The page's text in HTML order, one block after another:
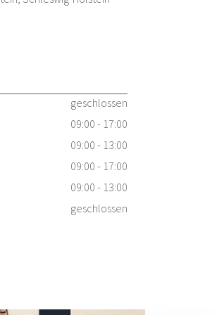
geschlossen
09:00 - 17:00
09:00 - 13:00
09:00 - 17:00
09:00 - 13:00
geschlossen